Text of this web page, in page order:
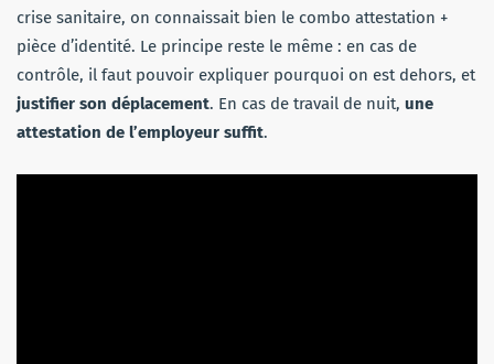
crise sanitaire, on connaissait bien le combo attestation +
pièce d’identité. Le principe reste le même : en cas de
contrôle, il faut pouvoir expliquer pourquoi on est dehors, et
justifier son déplacement. En cas de travail de nuit, une
attestation de l’employeur suffit.